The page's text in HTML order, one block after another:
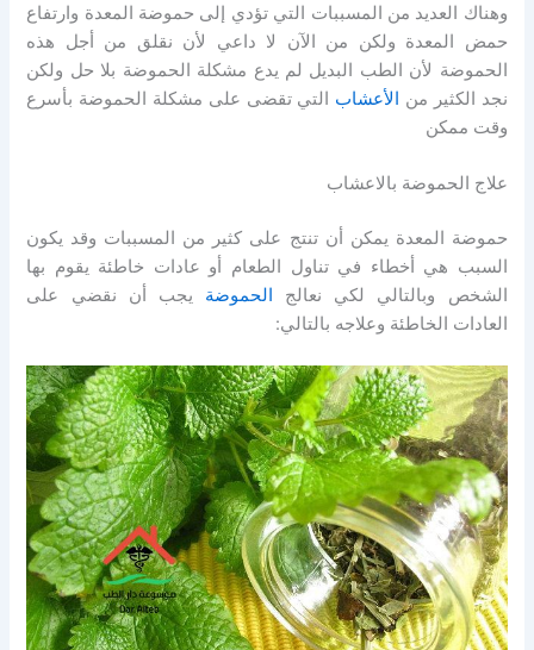
وهناك العديد من المسببات التي تؤدي إلى حموضة المعدة وارتفاع
حمض المعدة ولكن من الآن لا داعي لأن نقلق من أجل هذه
الحموضة لأن الطب البديل لم يدع مشكلة الحموضة بلا حل ولكن
نجد الكثير من الأعشاب التي تقضى على مشكلة الحموضة بأسرع
وقت ممكن
علاج الحموضة بالاعشاب
حموضة المعدة يمكن أن تنتج على كثير من المسببات وقد يكون
السبب هي أخطاء في تناول الطعام أو عادات خاطئة يقوم بها
الشخص وبالتالي لكي نعالج الحموضة يجب أن نقضي على
العادات الخاطئة وعلاجه بالتالي: